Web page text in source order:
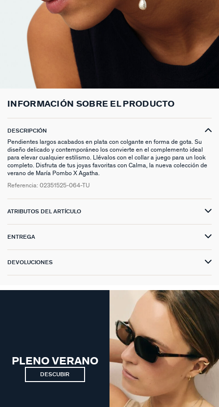
COLGANTES HASTA -50%
PIERCINGS HASTA -50%
ACCESORIOS HASTA -50%
PLATA DE LEY HASTA -50%
BEST SELLERS
COLGANTE
COLLARES DORADO
COLLARES PLATEADOS
PIERCINGS
PENDIENTES
PENDIENTES DORADOS
PENDIENTES PLATEADOS
PULSERAS MOMENT
PULSERAS DORADAS
PULSERAS PLATEADAS
ANILLOS PLATEADOS
PIEDRAS NATURALES
CHARMS MINIS
COLLARES COMPATIBLES
PENDIENTES COMPATIBLES
COMPONER MI JOYA
PIERCING ACCESORIOS
SET DE PENDIENTES
PIERCING PIEDRAS NATURALES
PERFORACIONES
PIERCINGS DORADOS
PIERCINGS PLATEADOS
TALISMANS
SACRÉ CŒUR
SEGUNDA PIEL
LUCKY
PALAIS ROYAL
PONT DES ARTS
LLAVEROS
EXTENSOR DE CADENAS
CONTÁCTANOS
INFORMACIÓN SOBRE EL PRODUCTO
DESCRIPCIÓN
Pendientes largos acabados en plata con colgante en forma de gota. Su
diseño delicado y contemporáneo los convierte en el complemento ideal
para elevar cualquier estilismo. Llévalos con el collar a juego para un look
completo. Disfruta de tus joyas favoritas con Calma, la nueva colección de
verano de María Pombo X Agatha.
Referencia: 02351525-064-TU
ATRIBUTOS DEL ARTÍCULO
ENTREGA
DEVOLUCIONES
PLENO VERANO
DESCUBIR